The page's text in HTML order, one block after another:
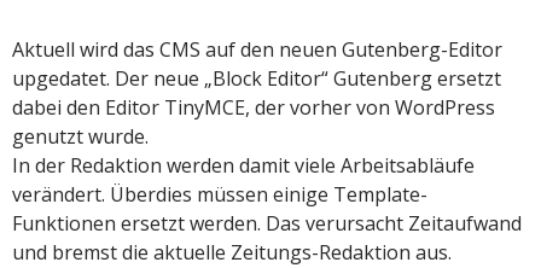
Aktuell wird das CMS auf den neuen Gutenberg-Editor
upgedatet. Der neue „Block Editor“ Gutenberg ersetzt
dabei den Editor TinyMCE, der vorher von WordPress
genutzt wurde.
In der Redaktion werden damit viele Arbeitsabläufe
verändert. Überdies müssen einige Template-
Funktionen ersetzt werden. Das verursacht Zeitaufwand
und bremst die aktuelle Zeitungs-Redaktion aus.